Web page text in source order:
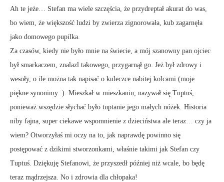
Ah te jeże… Stefan ma wiele szczęścia, że przydreptał akurat do was,
bo wiem, że większość ludzi by zwierza zignorowała, kub zagarnęła
jako domowego pupilka.
Za czasów, kiedy nie było mnie na świecie, a mój szanowny pan ojciec
był smarkaczem, znalazl takowego, przygarnął go. Jeż był zdrowy i
wesoły, o ile można tak napisać o kuleczce nabitej kolcami (moje
piękne synonimy :). Mieszkał w mieszkaniu, nazywał się Tuptuś,
ponieważ wszędzie słychać było tuptanie jego małych nóżek. Historia
niby fajna, super ciekawe wspomnienie z dzieciństwa ale teraz… czy ja
wiem? Otworzyłaś mi oczy na to, jak naprawdę powinno się
postępować z dzikimi stworzonkami, właśnie takimi jak Stefan czy
Tuptuś. Dziękuję Stefanowi, że przyszedł później niż wcale, bo będę
teraz mądrzejsza. No i zdrowia dla chłopaka!